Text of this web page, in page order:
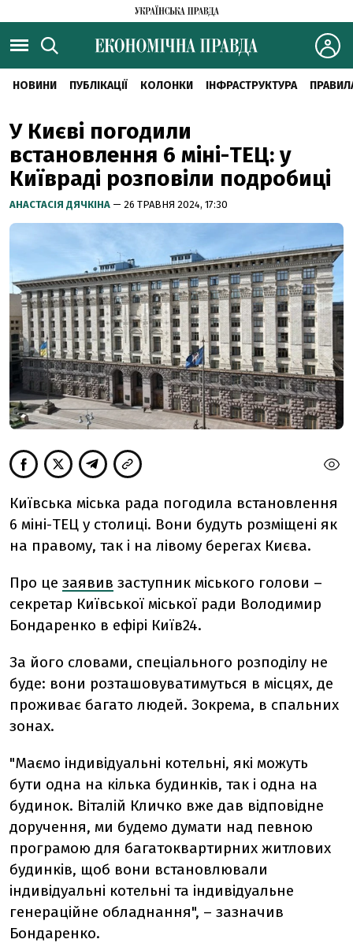
НОВИНИ ПУБЛІКАЦІЇ КОЛОНКИ ІНФРАСТРУКТУРА
У Києві погодили
встановлення 6 міні-ТЕЦ: у
Київраді розповіли подробиці
АНАСТАСІЯ ДЯЧКІНА — 26 ТРАВНЯ 2024, 17:30
Київська міська рада погодила встановлення
6 міні-ТЕЦ у столиці. Вони будуть розміщені як
на правому, так і на лівому берегах Києва.
Про це заявив заступник міського голови –
секретар Київської міської ради Володимир
Бондаренко в ефірі Київ24.
За його словами, спеціального розподілу не
буде: вони розташовуватимуться в місцях, де
проживає багато людей. Зокрема, в спальних
зонах.
"Маємо індивідуальні котельні, які можуть
бути одна на кілька будинків, так і одна на
будинок. Віталій Кличко вже дав відповідне
доручення, ми будемо думати над певною
програмою для багатоквартирних житлових
будинків, щоб вони встановлювали
індивідуальні котельні та індивідуальне
генераційне обладнання", – зазначив
Бондаренко.